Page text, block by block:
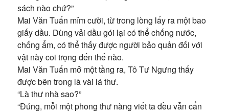
sách nào chứ?”
Mai Văn Tuấn mỉm cười, từ trong lòng lấy ra một bao
giấy dầu. Dùng vải dầu gói lại có thể chống nước,
chống ẩm, có thể thấy được người bảo quản đối với
vật này coi trọng đến thế nào.
Mai Văn Tuấn mở một tầng ra, Tô Tư Ngưng thấy
được bên trong là vài lá thư.
“Là thư nhà sao?”
“Đúng, mỗi một phong thư nàng viết ta đều vẫn cẩn